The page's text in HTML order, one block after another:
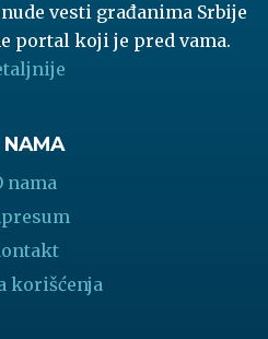
vesti građanima Srbije
portal koji je pred vama.
NAMA
nama
korišćenja